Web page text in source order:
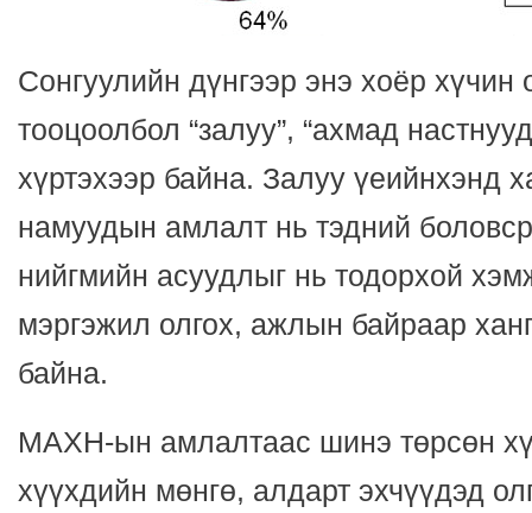
Сонгуулийн дүнгээр энэ хоёр хүчин
тооцоолбол “залуу”, “ахмад
хүртэхээр байна. Залуу үеийнхэнд
намуудын амлалт нь тэдний
нийгмийн асуудлыг нь тодорхой
мэргэжил олгох, ажлын байраар
байна.
МАХН-ын амлалтаас шинэ төрсөн
хүүхдийн мөнгө, алдарт эхчүүдэд